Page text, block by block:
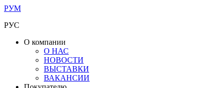
РУМ
РУС
О компании
О НАС
НОВОСТИ
ВЫСТАВКИ
ВАКАНСИИ